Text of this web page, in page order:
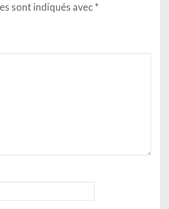
sont indiqués avec *